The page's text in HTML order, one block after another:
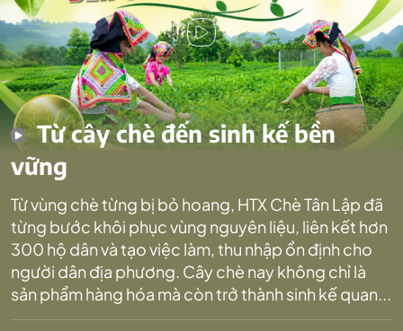
Từ cây chè đến sinh kế bền
vững
Từ vùng chè từng bị bỏ hoang, HTX Chè Tân Lập đã
từng bước khôi phục vùng nguyên liệu, liên kết hơn
300 hộ dân và tạo việc làm, thu nhập ổn định cho
người dân địa phương. Cây chè nay không chỉ là
sản phẩm hàng hóa mà còn trở thành sinh kế quan...